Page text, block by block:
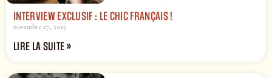
INTERVIEW EXCLUSIF : LE CHIC FRANÇAIS !
novembre 27, 2025
LIRE LA SUITE »